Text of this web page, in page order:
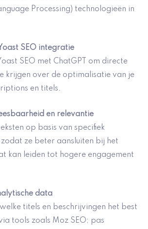
Processing) technologieën in
SEO integratie
SEO met ChatGPT om directe
krijgen over de optimalisatie van je
en titels.
en relevantie
op basis van specifiek
ze beter aansluiten bij het
kan leiden tot hogere engagement
data
titels en beschrijvingen het best
tools zoals Moz SEO; pas